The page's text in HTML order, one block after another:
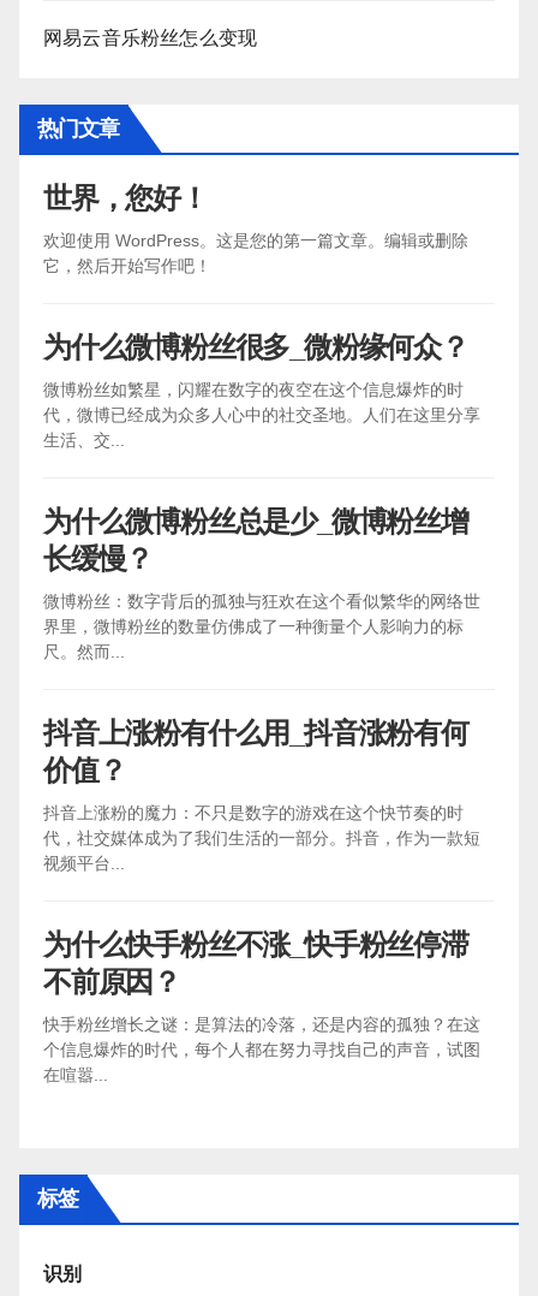
网易云音乐粉丝怎么变现
热门文章
世界，您好！
欢迎使用 WordPress。这是您的第一篇文章。编辑或删除
它，然后开始写作吧！
为什么微博粉丝很多_微粉缘何众？
微博粉丝如繁星，闪耀在数字的夜空在这个信息爆炸的时
代，微博已经成为众多人心中的社交圣地。人们在这里分享
生活、交...
为什么微博粉丝总是少_微博粉丝增
长缓慢？
微博粉丝：数字背后的孤独与狂欢在这个看似繁华的网络世
界里，微博粉丝的数量仿佛成了一种衡量个人影响力的标
尺。然而...
抖音上涨粉有什么用_抖音涨粉有何
价值？
抖音上涨粉的魔力：不只是数字的游戏在这个快节奏的时
代，社交媒体成为了我们生活的一部分。抖音，作为一款短
视频平台...
为什么快手粉丝不涨_快手粉丝停滞
不前原因？
快手粉丝增长之谜：是算法的冷落，还是内容的孤独？在这
个信息爆炸的时代，每个人都在努力寻找自己的声音，试图
在喧嚣...
标签
识别